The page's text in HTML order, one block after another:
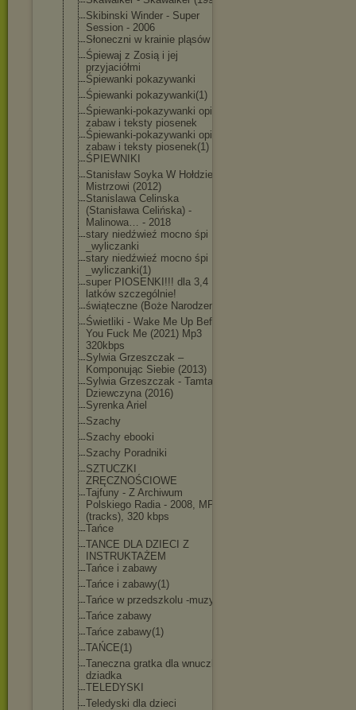
Skibinski Winder - Super
Session - 2006
Słoneczni w krainie pląsów
Śpiewaj z Zosią i jej
przyjaciółmi
Śpiewanki pokazywanki
Śpiewanki pokazywanki(1)
Śpiewanki-pokazywanki opisy
zabaw i teksty piosenek
Śpiewanki-pokazywanki opisy
zabaw i teksty piosenek(1)
ŚPIEWNIKI
Stanisław Soyka W Hołdzie
Mistrzowi (2012)
Stanislawa Celinska
(Stanisława Celińska) -
Malinowa… - 2018
stary niedźwieź mocno śpi
_wyliczanki
stary niedźwieź mocno śpi
_wyliczanki(1)
super PIOSENKI!!! dla 3,4
latków szczególnie!
świąteczne (Boże Narodzenie)
Świetliki - Wake Me Up Before
You Fuck Me (2021) Mp3
320kbps
Sylwia Grzeszczak –
Komponując Siebie (2013)
Sylwia Grzeszczak - Tamta
Dziewczyna (2016)
Syrenka Ariel
Szachy
Szachy ebooki
Szachy Poradniki
SZTUCZKI
ZRĘCZNOŚCIOWE
Tajfuny - Z Archiwum
Polskiego Radia - 2008, MP3
(tracks), 320 kbps
Tańce
TANCE DLA DZIECI Z
INSTRUKTAŻEM
Tańce i zabawy
Tańce i zabawy(1)
Tańce w przedszkolu -muzyka
Tańce zabawy
Tańce zabawy(1)
TAŃCE(1)
Taneczna gratka dla wnuczka i
dziadka
TELEDYSKI
Teledyski dla dzieci